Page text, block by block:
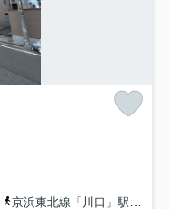
京浜東北線「川口」駅 徒歩13分